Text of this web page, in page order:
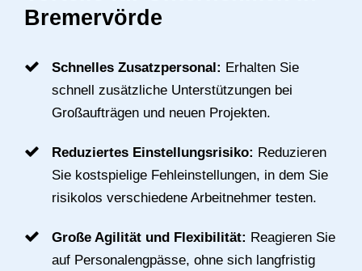
Bremervörde
Schnelles Zusatzpersonal: Erhalten Sie
schnell zusätzliche Unterstützungen bei
Großaufträgen und neuen Projekten.
Reduziertes Einstellungsrisiko: Reduzieren
Sie kostspielige Fehleinstellungen, in dem Sie
risikolos verschiedene Arbeitnehmer testen.
Große Agilität und Flexibilität: Reagieren Sie
auf Personalengpässe, ohne sich langfristig